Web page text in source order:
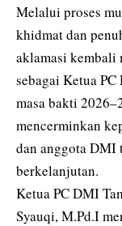
Melalui proses
khidmat dan
aklamasi kembali
sebagai Ketua
masa bakti
mencerminkan
dan anggota DMI
berkelanjutan.
Ketua PC DMI
Syauqi, M.Pd.I